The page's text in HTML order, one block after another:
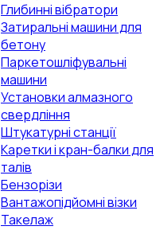
Глибинні вібратори
Затиральні машини для
бетону
Паркетошліфувальні
машини
Установки алмазного
свердління
Штукатурні станції
Каретки і кран-балки для
талів
Бензорізи
Вантажопідйомні візки
Такелаж